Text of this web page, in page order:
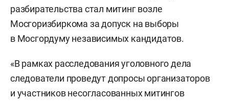
разбирательства стал митинг возле
Мосгоризбиркома за допуск на выборы
в Мосгордуму независимых кандидатов.
«В рамках расследования уголовного дела
следователи проведут допросы организаторов
и участников несогласованных митингов